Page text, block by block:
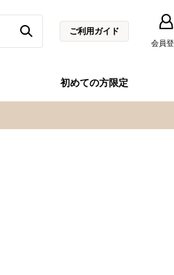
ご利用ガイド
会員
初めての方限定